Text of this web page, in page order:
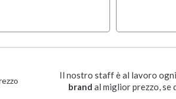
Il nostro staff è al lavoro
brand al miglior prezzo, se